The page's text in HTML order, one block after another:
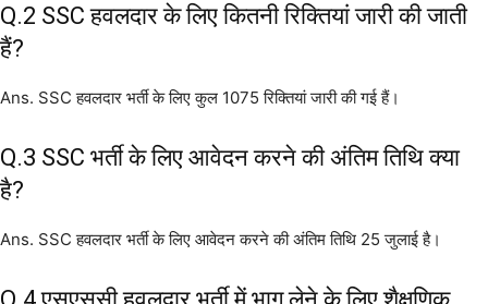
Q.2 SSC हवलदार के लिए कितनी रिक्तियां जारी की जाती
हैं?
Ans. SSC हवलदार भर्ती के लिए कुल 1075 रिक्तियां जारी की गई हैं।
Q.3 SSC भर्ती के लिए आवेदन करने की अंतिम तिथि क्या
है?
Ans. SSC हवलदार भर्ती के लिए आवेदन करने की अंतिम तिथि 25 जुलाई है।